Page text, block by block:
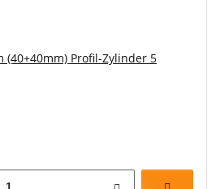
(40+40mm) Profil-Zylinder 5